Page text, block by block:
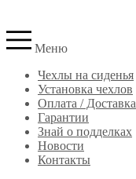
Меню
Чехлы на сиденья
Установка чехлов
Оплата / Доставка
Гарантии
Знай о подделках
Новости
Контакты